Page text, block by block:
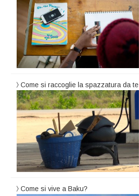
Come si raccoglie la spazzatura da te
Come si vive a Baku?